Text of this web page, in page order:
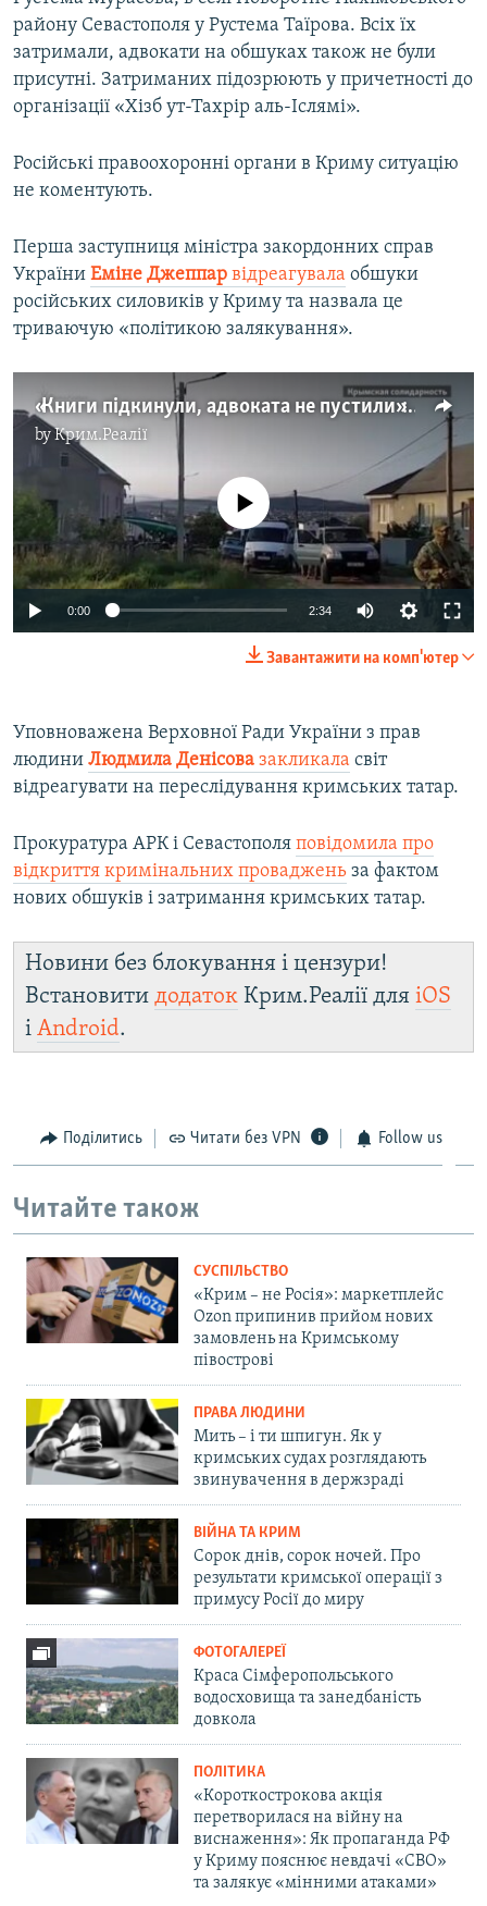
району Севастополя у Рустема Таїрова. Всіх їх
затримали, адвокати на обшуках також не були
присутні. Затриманих підозрюють у причетності до
організації «Хізб ут-Тахрір аль-Іслямі».
Російські правоохоронні органи в Криму ситуацію
не коментують.
Перша заступниця міністра закордонних справ
України Еміне Джеппар відреагувала обшуки
російських силовиків у Криму та назвала це
триваючую «політикою залякування».
«Книги підкинули, адвоката не пустили»: в Криму провели нові обшуки у кримських татар (відео)
byКрим.Реалії
720p 1080p
No media source currently available
0:00 2:34
720p
1080p
Завантажити на комп'ютер
Уповноважена Верховної Ради України з прав
людини Людмила Денісова закликала світ
відреагувати на переслідування кримських татар.
Прокуратура АРК і Севастополя повідомила про
відкриття кримінальних проваджень за фактом
нових обшуків і затримання кримських татар.
Новини без блокування і цензури!
Встановити додаток Крим.Реалії для iOS
і Android.
Поділитись Читати без VPN Follow us
Читайте також
СУСПІЛЬСТВО
«Крим – не Росія»: маркетплейс
Ozon припинив прийом нових
замовлень на Кримському
півострові
ПРАВА ЛЮДИНИ
Мить – і ти шпигун. Як у
кримських судах розглядають
звинувачення в держзраді
ВІЙНА ТА КРИМ
Сорок днів, сорок ночей. Про
результати кримської операції з
примусу Росії до миру
ФОТОГАЛЕРЕЇ
Краса Сімферопольського
водосховища та занедбаність
довкола
ПОЛІТИКА
«Короткострокова акція
перетворилася на війну на
виснаження»: Як пропаганда РФ
у Криму пояснює невдачі «СВО»
та залякує «мінними атаками»